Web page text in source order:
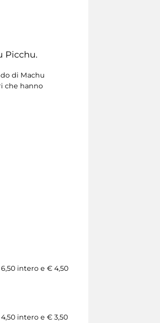
Picchu.
di Machu
che hanno
intero e € 4,50
intero e € 3,50